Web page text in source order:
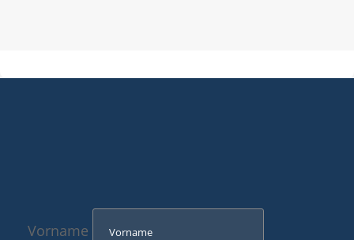
Vorname